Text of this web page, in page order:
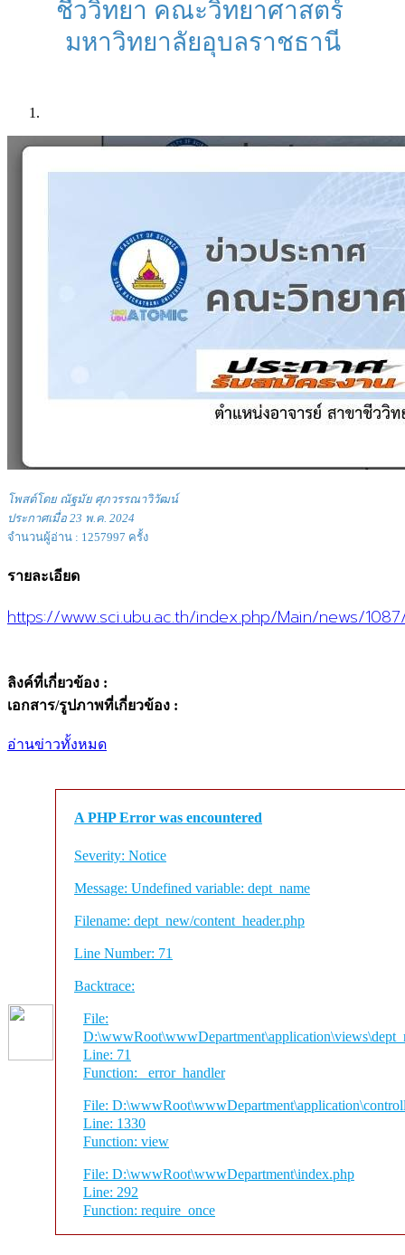
ชีววิทยา คณะวิทยาศาสตร์ ​
มหาวิทยาลัยอุบลราชธานี
โพสต์โดย ณัฐมัย ศุภวรรณาวิวัฒน์
ประกาศเมื่อ 23 พ.ค. 2024
จำนวนผู้อ่าน : 1257997 ครั้ง
รายละเอียด
https://www.sci.ubu.ac.th/index.php/Main/news/
ลิงค์ที่เกี่ยวข้อง :
เอกสาร/รูปภาพที่เกี่ยวข้อง :
อ่านข่าวทั้งหมด
A PHP Error was encountered
Severity: Notice
Message: Undefined variable: dept_name
Filename: dept_new/content_header.php
Line Number: 71
Backtrace:
File:
Line: 71
Function: _error_handler
File:
Line: 1330
Function: view
File: D:\wwwRoot\wwwDepartment\index.php
Line: 292
Function: require_once